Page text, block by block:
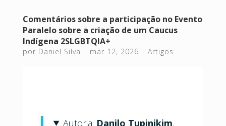
Comentários sobre a participação no Evento
Paralelo sobre a criação de um Caucus
Indígena 2SLGBTQIA+
por Daniel Silva | mar 12, 2026 | Artigos
Autoria: Danilo Tupinikim.